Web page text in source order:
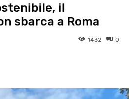
il
sbarca a Roma
0
1432